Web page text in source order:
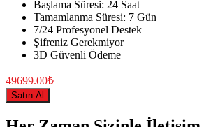
Başlama Süresi: 24 Saat
Tamamlanma Süresi: 7 Gün
7/24 Profesyonel Destek
Şifreniz Gerekmiyor
3D Güvenli Ödeme
49699.00₺
Satın Al